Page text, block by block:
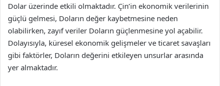
Dolar üzerinde etkili olmaktadır. Çin’in ekonomik verilerinin
güçlü gelmesi, Doların değer kaybetmesine neden
olabilirken, zayıf veriler Doların güçlenmesine yol açabilir.
Dolayısıyla, küresel ekonomik gelişmeler ve ticaret savaşları
gibi faktörler, Doların değerini etkileyen unsurlar arasında
yer almaktadır.